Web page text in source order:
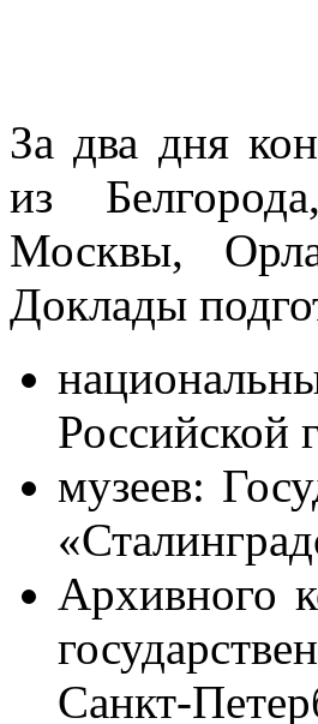
За два дня
из
Москвы,
Доклады
Российской
музеев:
Архивного
Санкт-